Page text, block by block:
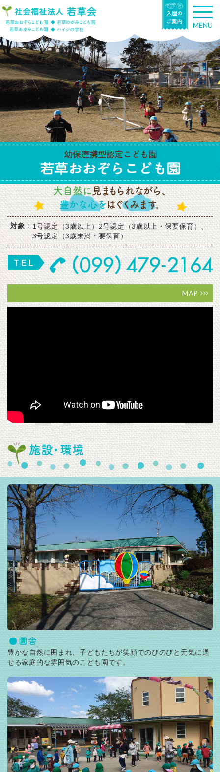
T
o
g
l
e
n
a
v
i
g
a
t
i
o
MENU
大自然に見まもられながら、
豊かな心をはぐくみます。
対象：1号認定（3歳以上）2号認定（3歳以上・保要保育）、
3号認定（3歳未満・要保育）
MAP
施設・環境
園舎
豊かな自然に囲まれ、子どもたちが笑顔でのびのびと元気に過
せる家庭的な雰囲気のこども園です。